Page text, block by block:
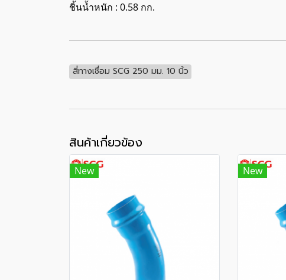
ชิ้นน้ำหนัก : 0.58 กก.
สี่ทางเชื่อม SCG 250 มม. 10 นิ้ว
สินค้าเกี่ยวข้อง
New New